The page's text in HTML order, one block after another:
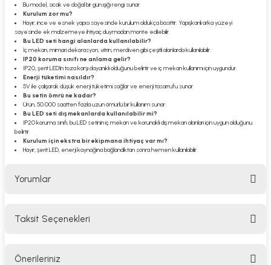
Bu model, sıcak ve doğal bir gün ışığı rengi sunar.
Kurulum zor mu?
Hayır, ince ve esnek yapısı sayesinde kurulum oldukça basittir. Yapışkanlı arka yüzeyi
sayesinde ek malzemeye ihtiyaç duymadan monte edilebilir.
Bu LED seti hangi alanlarda kullanılabilir?
İç mekan, mimari dekorasyon, vitrin, merdiven gibi çeşitli alanlarda kullanılabilir.
IP20 koruma sınıfı ne anlama gelir?
IP20, şerit LED'in toza karşı dayanıklı olduğunu belirtir ve iç mekan kullanımı için uygundur.
Enerji tüketimi nasıldır?
5V ile çalışarak düşük enerji tüketimi sağlar ve enerji tasarrufu sunar.
Bu setin ömrü ne kadar?
Ürün, 50.000 saatten fazla uzun ömürlü bir kullanım sunar.
Bu LED seti dış mekanlarda kullanılabilir mi?
IP20 koruma sınıfı, bu LED setinin iç mekan ve korunaklı dış mekan alanları için uygun olduğunu
belirtir.
Kurulum için ekstra bir ekipmana ihtiyaç var mı?
Hayır, şerit LED, enerji kaynağına bağlandıktan sonra hemen kullanılabilir.
Yorumlar
Taksit Seçenekleri
Önerileriniz